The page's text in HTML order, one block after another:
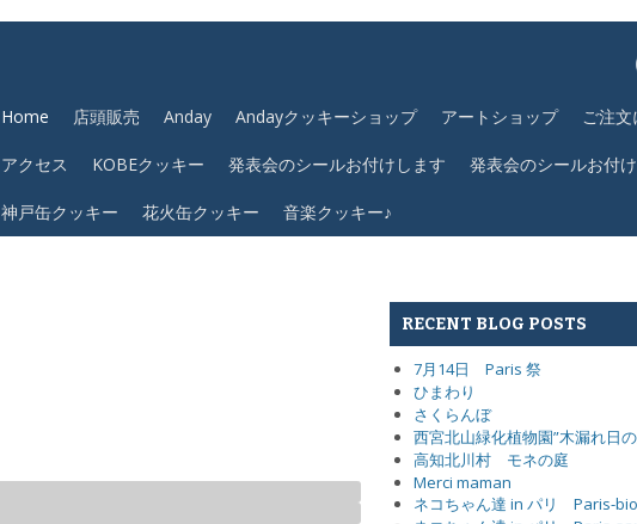
Home 店頭販売 Anday Andayクッキーショップ アートショップ ご注文
アクセス KOBEクッキー 発表会のシールお付けします 発表会のシールお付
神戸缶クッキー 花火缶クッキー 音楽クッキー♪
RECENT BLOG POSTS
7月14日 Paris 祭
ひまわり
さくらんぼ
西宮北山緑化植物園”木漏れ日
高知北川村 モネの庭
Merci maman
ネコちゃん達 in パリ Paris-